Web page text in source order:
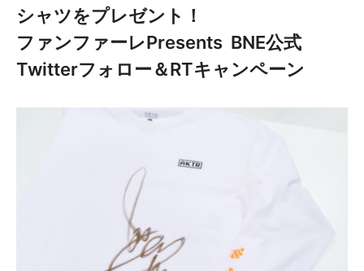
シャツをプレゼント！
ファンファーレPresents BNE公式
Twitterフォロー＆RTキャンペーン